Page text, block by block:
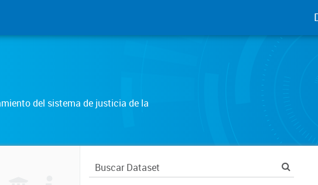
del sistema de justicia de la